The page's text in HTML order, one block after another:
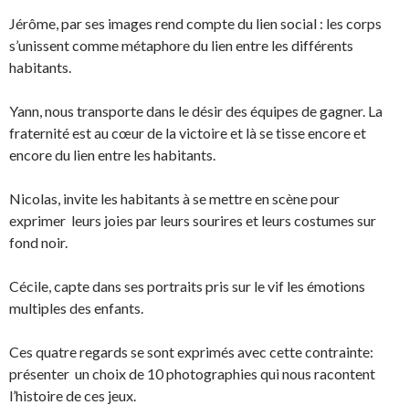
Jérôme, par ses images rend compte du lien social : les corps
s’unissent comme métaphore du lien entre les différents
habitants.
Yann, nous transporte dans le désir des équipes de gagner. La
fraternité est au cœur de la victoire et là se tisse encore et
encore du lien entre les habitants.
Nicolas, invite les habitants à se mettre en scène pour
exprimer leurs joies par leurs sourires et leurs costumes sur
fond noir.
Cécile, capte dans ses portraits pris sur le vif les émotions
multiples des enfants.
Ces quatre regards se sont exprimés avec cette contrainte:
présenter un choix de 10 photographies qui nous racontent
l’histoire de ces jeux.